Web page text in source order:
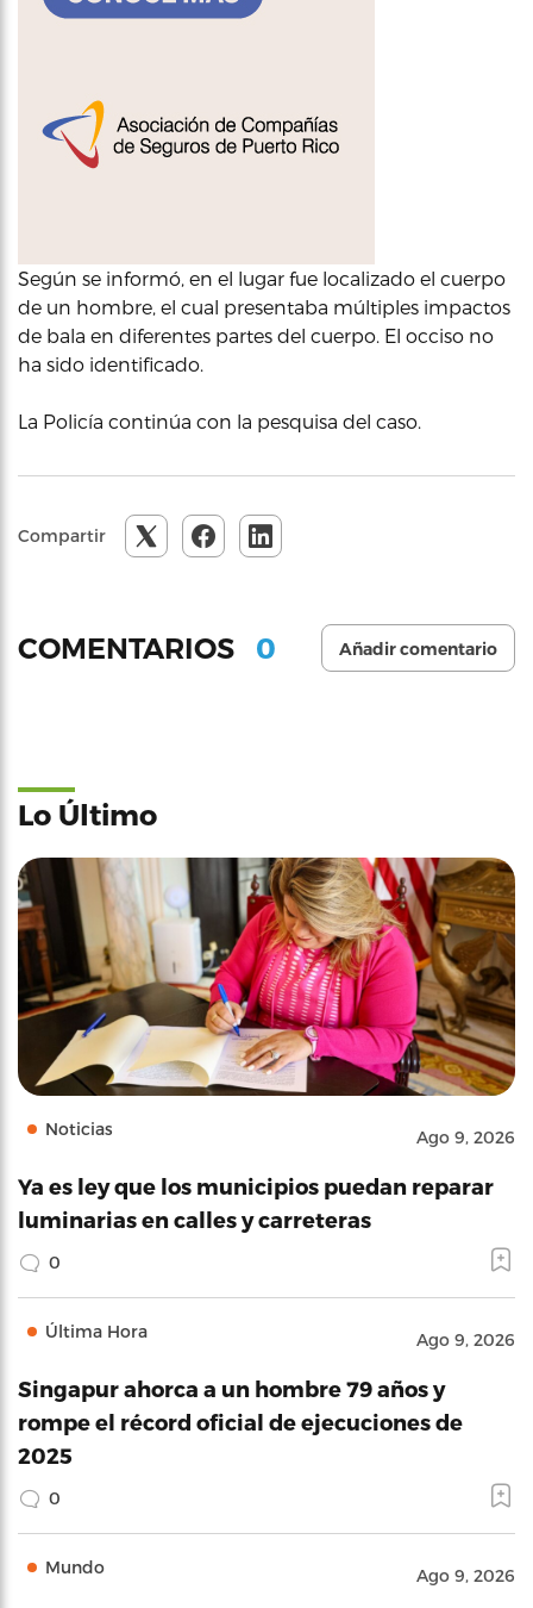
Según se informó, en el lugar fue localizado el cuerpo
de un hombre, el cual presentaba múltiples impactos
de bala en diferentes partes del cuerpo. El occiso no
ha sido identificado.
La Policía continúa con la pesquisa del caso.
Compartir
COMENTARIOS 0 Añadir comentario
Lo Último
Noticias Ago 9, 2026
Ya es ley que los municipios puedan reparar
luminarias en calles y carreteras
0
Última Hora Ago 9, 2026
Singapur ahorca a un hombre 79 años y
rompe el récord oficial de ejecuciones de
2025
0
Mundo Ago 9, 2026